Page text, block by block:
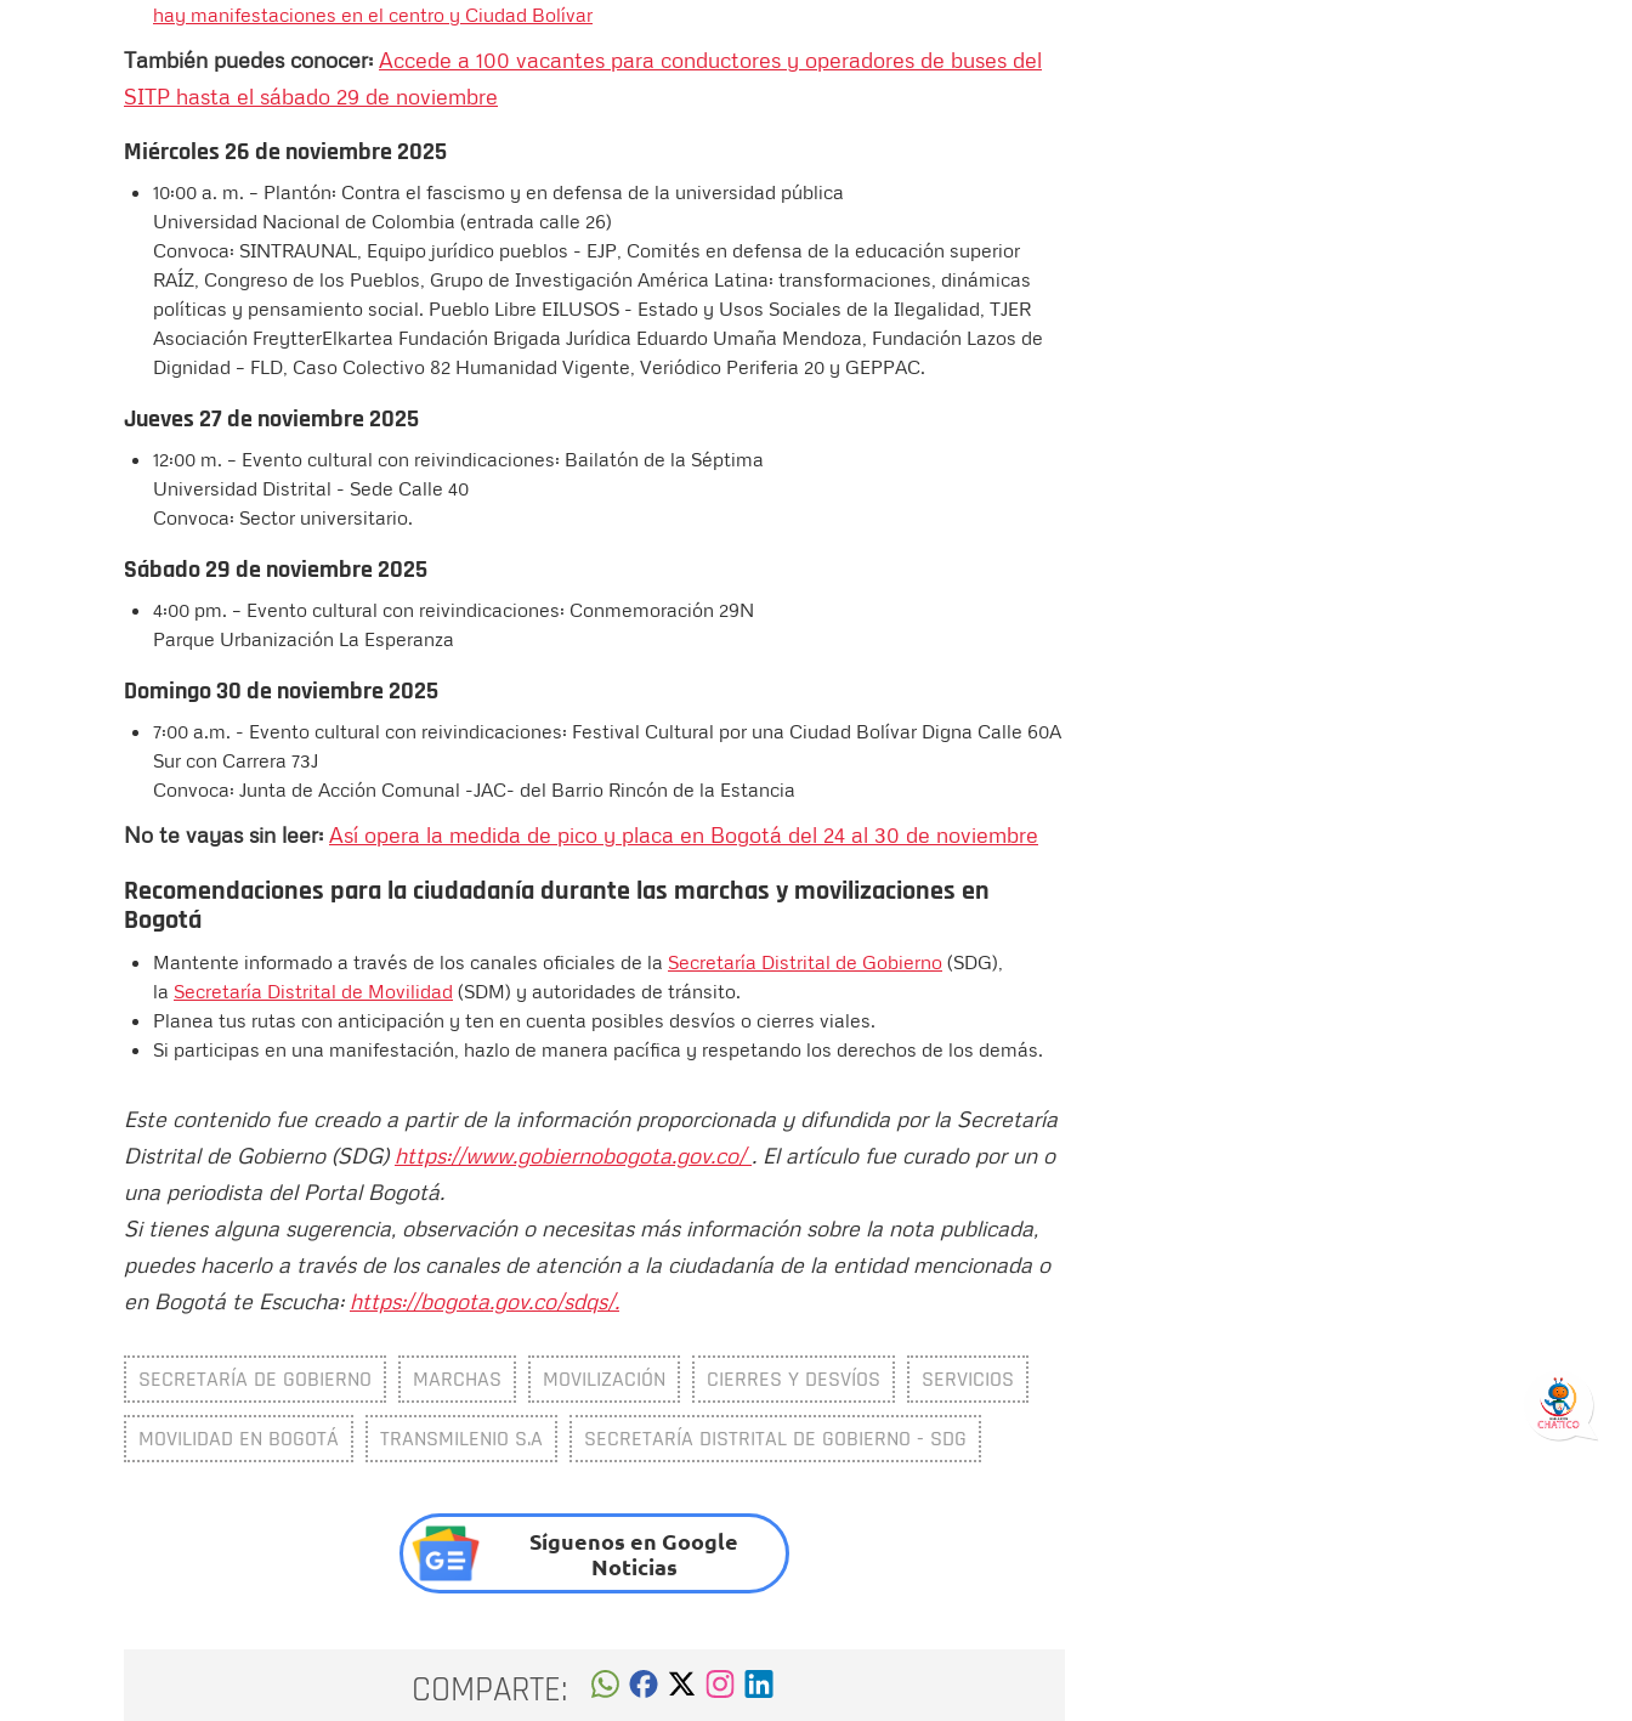
hay manifestaciones en el centro y Ciudad Bolívar
También puedes conocer: Accede a 100 vacantes para conductores y operadores de buses del
SITP hasta el sábado 29 de noviembre
Miércoles 26 de noviembre 2025
10:00 a. m. – Plantón: Contra el fascismo y en defensa de la universidad pública
Universidad Nacional de Colombia (entrada calle 26)
Convoca: SINTRAUNAL, Equipo jurídico pueblos - EJP, Comités en defensa de la educación superior
RAÍZ, Congreso de los Pueblos, Grupo de Investigación América Latina: transformaciones, dinámicas
políticas y pensamiento social. Pueblo Libre EILUSOS - Estado y Usos Sociales de la Ilegalidad, TJER
Asociación FreytterElkartea Fundación Brigada Jurídica Eduardo Umaña Mendoza, Fundación Lazos de
Dignidad – FLD, Caso Colectivo 82 Humanidad Vigente, Veriódico Periferia 20 y GEPPAC.
Jueves 27 de noviembre 2025
12:00 m. – Evento cultural con reivindicaciones: Bailatón de la Séptima
Universidad Distrital - Sede Calle 40
Convoca: Sector universitario.
Sábado 29 de noviembre 2025
4:00 pm. – Evento cultural con reivindicaciones: Conmemoración 29N
Parque Urbanización La Esperanza
Domingo 30 de noviembre 2025
7:00 a.m. - Evento cultural con reivindicaciones: Festival Cultural por una Ciudad Bolívar Digna Calle 60A
Sur con Carrera 73J
Convoca: Junta de Acción Comunal -JAC- del Barrio Rincón de la Estancia
No te vayas sin leer: Así opera la medida de pico y placa en Bogotá del 24 al 30 de noviembre
Recomendaciones para la ciudadanía durante las marchas y movilizaciones en
Bogotá
Mantente informado a través de los canales oficiales de la Secretaría Distrital de Gobierno (SDG),
la Secretaría Distrital de Movilidad (SDM) y autoridades de tránsito.
Planea tus rutas con anticipación y ten en cuenta posibles desvíos o cierres viales.
Si participas en una manifestación, hazlo de manera pacífica y respetando los derechos de los demás.
Este contenido fue creado a partir de la información proporcionada y difundida por la Secretaría
Distrital de Gobierno (SDG) https://www.gobiernobogota.gov.co/. El artículo fue curado por un o
una periodista del Portal Bogotá.
Si tienes alguna sugerencia, observación o necesitas más información sobre la nota publicada,
puedes hacerlo a través de los canales de atención a la ciudadanía de la entidad mencionada o
en Bogotá te Escucha: https://bogota.gov.co/sdqs/.
SECRETARÍA DE GOBIERNO MARCHAS MOVILIZACIÓN CIERRES Y DESVÍOS SERVICIOS
MOVILIDAD EN BOGOTÁ TRANSMILENIO S.A SECRETARÍA DISTRITAL DE GOBIERNO - SDG
Síguenos en Google
Noticias
COMPARTE: